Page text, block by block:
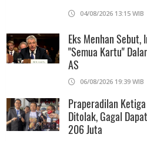
Ditunda, Pajak
Online Baru
2026
06/08/2026 14:23
04/08/2026 13:15
Eks Menhan Sebut,
"Semua Kartu"
AS
06/08/2026 19:39
Praperadilan
Ditolak, Gagal
206 Juta